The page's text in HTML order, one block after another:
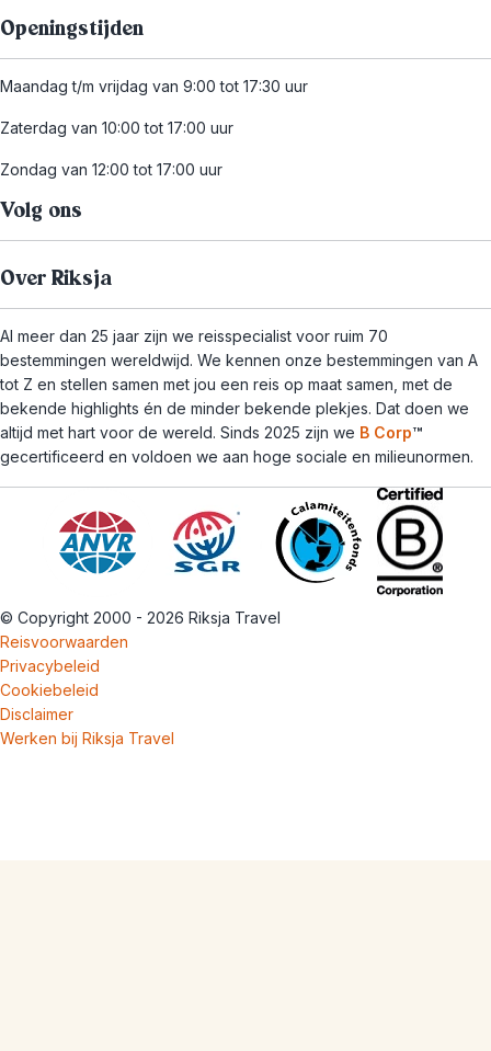
Openingstijden
Maandag t/m vrijdag van 9:00 tot 17:30 uur
Zaterdag van 10:00 tot 17:00 uur
Zondag van 12:00 tot 17:00 uur
Volg ons
Over Riksja
Al meer dan 25 jaar zijn we reisspecialist voor ruim 70
bestemmingen wereldwijd. We kennen onze bestemmingen van A
tot Z en stellen samen met jou een reis op maat samen, met de
bekende highlights én de minder bekende plekjes. Dat doen we
altijd met hart voor de wereld. Sinds 2025 zijn we B Corp™
gecertificeerd en voldoen we aan hoge sociale en milieunormen.
© Copyright 2000 - 2026 Riksja Travel
Reisvoorwaarden
Privacybeleid
Cookiebeleid
Disclaimer
Werken bij Riksja Travel